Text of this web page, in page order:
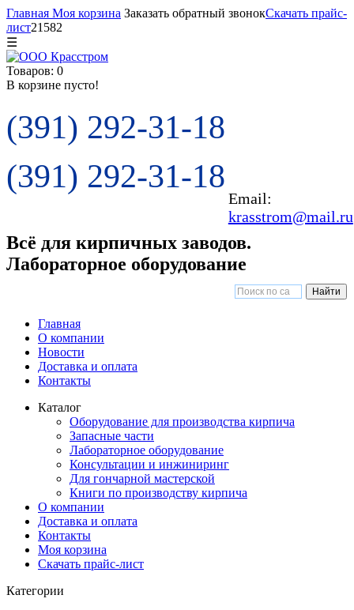
Главная Моя корзина Заказать обратный звонокСкачать прайс-
лист21582
☰
Товаров: 0
В корзине пусто!
(391) 292-31-18
(391) 292-31-18
Email:
krasstrom@mail.ru
Всё для кирпичных заводов.
Лабораторное оборудование
Главная
О компании
Новости
Доставка и оплата
Контакты
Каталог
Оборудование для производства кирпича
Запасные части
Лабораторное оборудование
Консультации и инжиниринг
Для гончарной мастерской
Книги по производству кирпича
О компании
Доставка и оплата
Контакты
Моя корзина
Скачать прайс-лист
Категории